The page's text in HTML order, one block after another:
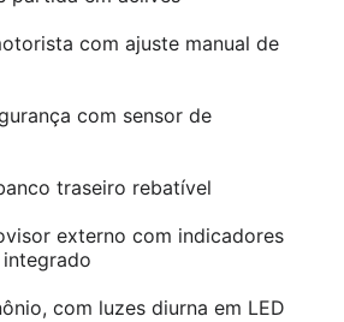
com ajuste manual de
com sensor de
traseiro rebatível
externo com indicadores
com luzes diurna em LED